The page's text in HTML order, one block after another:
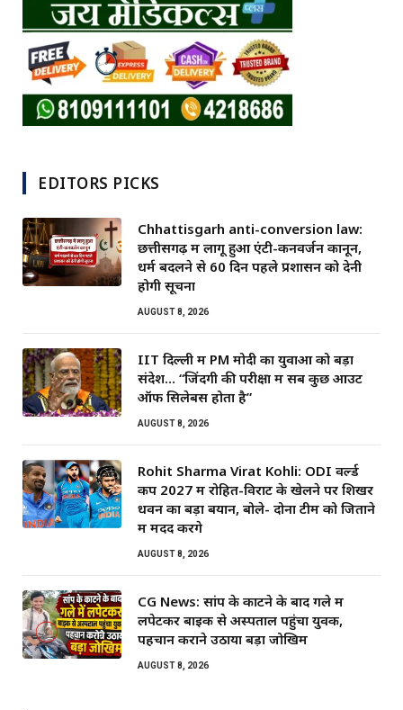
EDITORS PICKS
Chhattisgarh anti-conversion law:
छत्तीसगढ़ में लागू हुआ एंटी-कनवर्जन कानून,
धर्म बदलने से 60 दिन पहले प्रशासन को देनी
होगी सूचना
AUGUST 8, 2026
IIT दिल्ली में PM मोदी का युवाओं को बड़ा
संदेश… “जिंदगी की परीक्षा में सब कुछ आउट
ऑफ सिलेबस होता है”
AUGUST 8, 2026
Rohit Sharma Virat Kohli: ODI वर्ल्ड
कप 2027 में रोहित-विराट के खेलने पर शिखर
धवन का बड़ा बयान, बोले- दोनों टीम को जिताने
में मदद करेंगे
AUGUST 8, 2026
CG News: सांप के काटने के बाद गले में
लपेटकर बाइक से अस्पताल पहुंचा युवक,
पहचान कराने उठाया बड़ा जोखिम
AUGUST 8, 2026